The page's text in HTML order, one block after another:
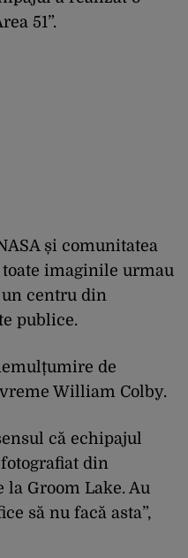
51”.
și comunitatea
imaginile urmau
centru din
publice.
de
William Colby.
că echipajul
din
la Groom Lake. Au
să nu facă asta”,